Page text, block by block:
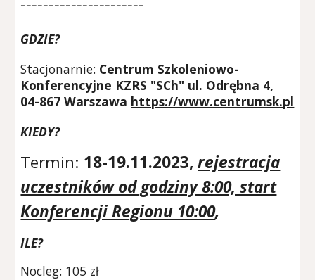
GDZIE?
Stacjonarnie: Centrum Szkoleniowo-
Konferencyjne KZRS "SCh" ul. Odrębna 4,
04-867 Warszawa https://www.centrumsk.pl
KIEDY?
Termin: 18-19.11.2023,rejestracja
uczestników od godziny 8:00, start
Konferencji Regionu 10:00,
ILE?
Nocleg: 105 zł